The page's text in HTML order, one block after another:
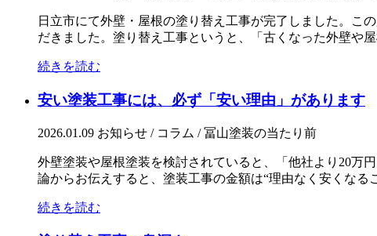
日立市にて外壁・屋根の塗り替え工事が完了しました。こ
だきました。塗り替え工事というと、「古くなった外壁や
続きを読む
安い塗装工事には、必ず「安い理由」があります
2026.01.09 お知らせ / コラム / 冨山塗装の当たり前
外壁塗装や屋根塗装を検討されていると、「他社より20万
論からお伝えすると、塗装工事の金額は“理由なく安くなる
続きを読む